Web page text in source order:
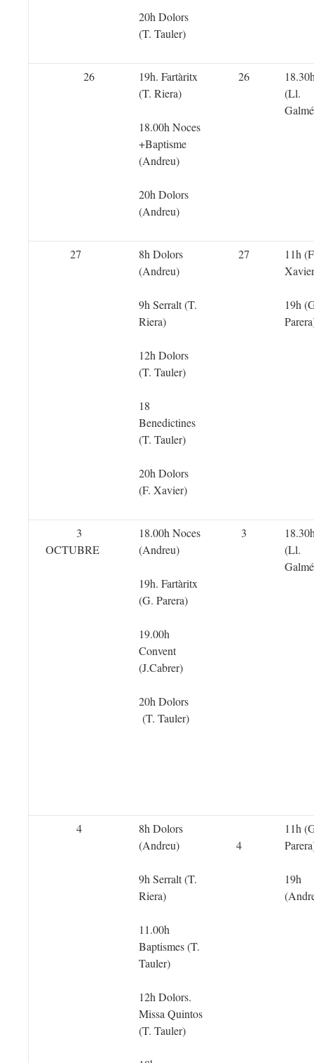
20h Dolors
(T. Tauler)
26
19h. Fartàritx
(T. Riera)
18.00h Noces
+Baptisme
(Andreu)
20h Dolors
(Andreu)
26
(Ll.
27
8h Dolors
(Andreu)
9h Serralt (T.
Riera)
12h Dolors
(T. Tauler)
18
Benedictines
(T. Tauler)
20h Dolors
(F. Xavier)
27
11h
19h
3
OCTUBRE
18.00h Noces
(Andreu)
19h. Fartàritx
(G. Parera)
19.00h
Convent
(J.Cabrer)
20h Dolors
(T. Tauler)
3
(Ll.
4
8h Dolors
(Andreu)
9h Serralt (T.
Riera)
11.00h
Baptismes (T.
Tauler)
12h Dolors.
Missa Quintos
(T. Tauler)
4
11h
19h